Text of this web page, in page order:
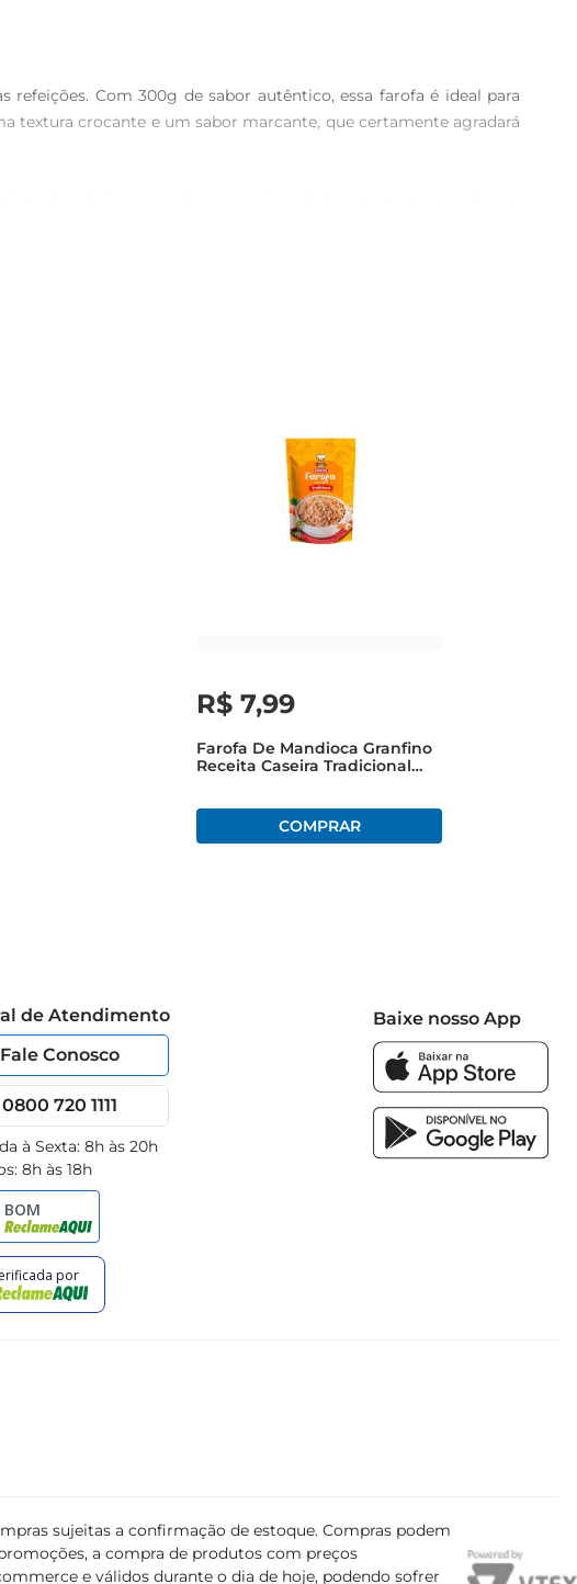
Com 300g de sabor autêntico, essa farofa é ideal para
textura crocante e um sabor marcante, que certamente agradará
dos ingredientes fazem dessa farofa um item indispensável
R$ 7,99
Farofa De Mandioca Granfino
Receita Caseira Tradicional
de Atendimento
Fale Conosco
0800 720 1111
à Sexta: 8h às 20h
8h às 18h
Baixe nosso App
sujeitas a confirmação de estoque. Compras podem
a compra de produtos com preços
e válidos durante o dia de hoje, podendo sofrer